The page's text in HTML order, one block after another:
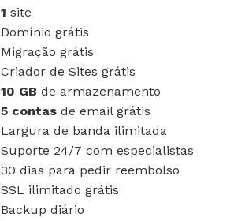
1 site
Domínio grátis
Migração grátis
Criador de Sites grátis
10 GB de armazenamento
5 contas de email grátis
Largura de banda ilimitada
Suporte 24/7 com especialistas
30 dias para pedir reembolso
SSL ilimitado grátis
Backup diário